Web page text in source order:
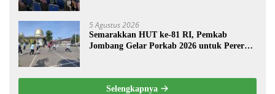
5 Agustus 2026
Semarakkan HUT ke-81 RI, Pemkab
Jombang Gelar Porkab 2026 untuk Pererat
Selengkapnya